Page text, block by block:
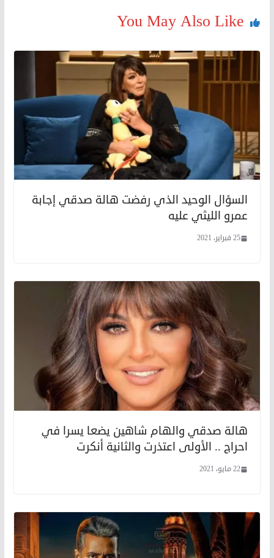
You May Also Like
السؤال الوحيد الذي رفضت هالة صدقي إجابة
عمرو الليثي عليه
25 فبراير، 2021
هالة صدقي والهام شاهين يضعا يسرا في
احراج .. الأولى اعتذرت والثانية أنكرت
22 مايو، 2021